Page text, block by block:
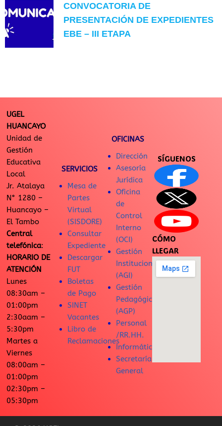
CONVOCATORIA DE
PRESENTACIÓN DE EXPEDIENTES
EBE – III ETAPA
UGEL
HUANCAYO
Unidad de
Gestión
Educativa
Local
Jr. Atalaya
N° 1280 –
Huancayo –
El Tambo
Central
telefónica:
HORARIO DE
ATENCIÓN
Lunes
08:30am –
01:00pm
2:30aam –
5:30pm
Martes a
Viernes
08:00am –
01:00pm
02:30pm –
05:30pm
SERVICIOS
Mesa de
Partes
Virtual
(SISDORE)
Consultar
Expediente
Descargar
FUT
Boletas
de Pago
SINET
Vacantes
Libro de
Reclamaciones
OFICINAS
Dirección
Asesoría
Jurídica
Oficina
de
Control
Interno
(OCI)
Gestión
Institucional
(AGI)
Gestión
Pedagógica
(AGP)
Personal
/RR.HH.
Informática
Secretaría
General
SÍGUENOS
CÓMO
LLEGAR